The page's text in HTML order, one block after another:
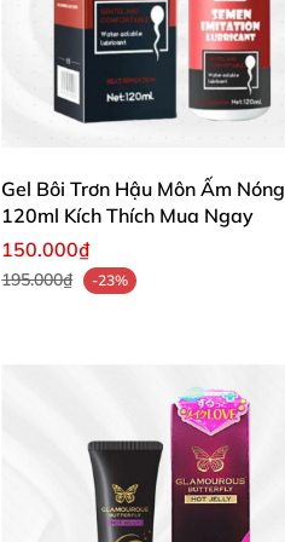
Gel Bôi Trơn Hậu Môn Ấm
120ml Kích Thích Mua Ngay
150.000₫
195.000₫ -23%